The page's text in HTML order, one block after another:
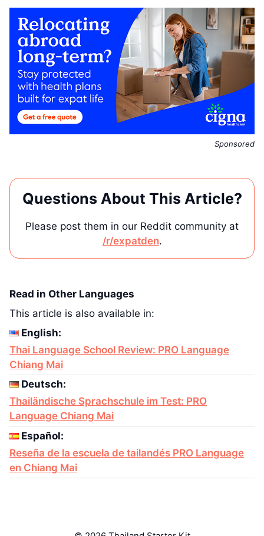
Sponsored
Questions About This Article?
Please post them in our Reddit community at
/r/expatden.
Read in Other Languages
This article is also available in:
English:
Thai Language School Review: PRO Language
Chiang Mai
Deutsch:
Thailändische Sprachschule im Test: PRO
Language Chiang Mai
Español:
Reseña de la escuela de tailandés PRO Language
en Chiang Mai